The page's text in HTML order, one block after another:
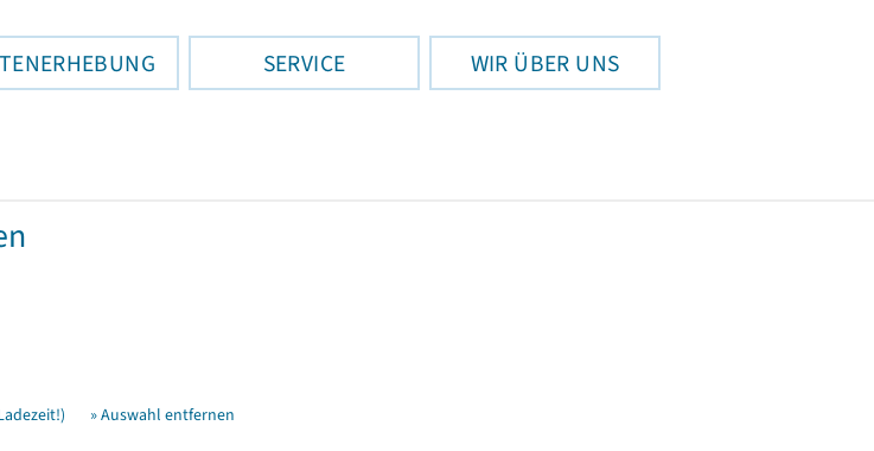
SERVICE WIR ÜBER UNS
» Auswahl entfernen